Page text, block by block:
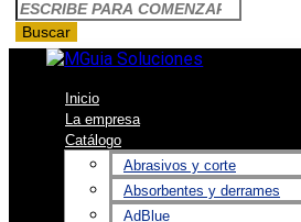
Buscar
Inicio
La empresa
Catálogo
Abrasivos y corte
Absorbentes y derrames
AdBlue